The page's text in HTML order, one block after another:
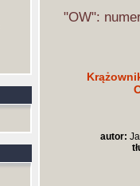
"OW":
autor: